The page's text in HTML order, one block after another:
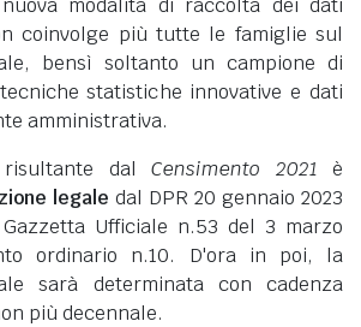
modalità di raccolta dei dati
coinvolge più tutte le famiglie sul
bensì soltanto un campione di
statistiche innovative e dati
amministrativa.
dal Censimento 2021 è
legale dal DPR 20 gennaio 2023
Ufficiale n.53 del 3 marzo
ordinario n.10. D'ora in poi, la
sarà determinata con cadenza
più decennale.